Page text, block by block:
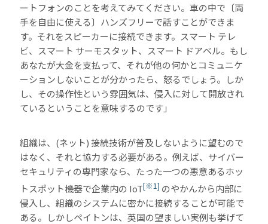
ートフォンのことを考えてみてください。車の中で〔両
手を自由に使える〕ハンズフリーで話すことができま
す。それをスピーカーに接続できます。スマート テレ
ビ、スマート サーモスタット、スマート ドアベル。もし
あなたが大金を支払って、それが他の何かとコミュニケ
ーションしないことが分かったら、怒るでしょう。しか
し、その操作性という雰囲気は、侵入に対して開放され
ているということを意味するのです」
組織は、(ネット) 接続技術が普及しないように望むので
はなく、それと協力する必要がある。例えば、サイバー
セキュリティの専門家なら、たった一つの悪意あるホッ
トスポット機器で企業内の IoT[※1] のやかんから内部に
侵入し、組織のシステムに密かに接続することが可能で
ある。しかしペイトンは、英国の望ましい実例も挙げて